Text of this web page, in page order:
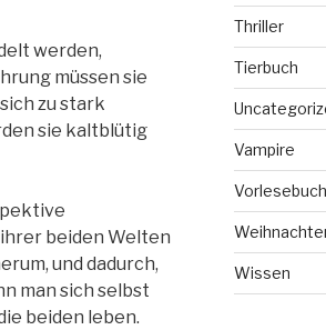
werden,
müssen sie
zu stark
sie kaltblütig
beiden Welten
und dadurch,
man sich selbst
beiden leben.
Thriller
Tierbuch
Vampire
Vorlesebuch
Wissen